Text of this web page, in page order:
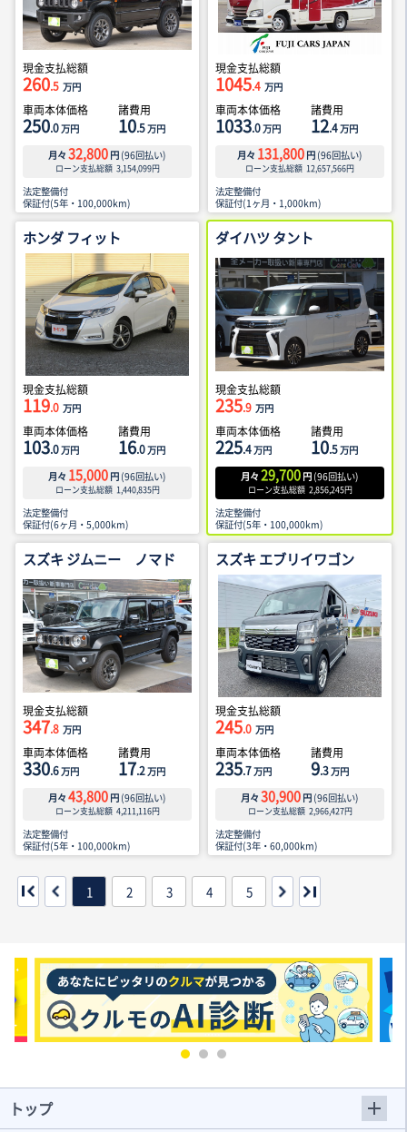
現金支払総額
260.5 万円
車両本体価格
250.0万円
諸費用
10.5万円
月々 32,800 円 (96回払い)
ローン支払総額 3,154,099円
法定整備付
保証付(5年・100,000km)
現金支払総額
1045.4 万円
車両本体価格
1033.0万円
諸費用
12.4万円
月々 131,800 円 (96回払い)
ローン支払総額 12,657,566円
法定整備付
保証付(1ヶ月・1,000km)
ホンダ フィット
現金支払総額
119.0 万円
車両本体価格
103.0万円
諸費用
16.0万円
月々 15,000 円 (96回払い)
ローン支払総額 1,440,835円
法定整備付
保証付(6ヶ月・5,000km)
ダイハツ タント
現金支払総額
235.9 万円
車両本体価格
225.4万円
諸費用
10.5万円
月々 29,700 円 (96回払い)
ローン支払総額 2,856,245円
法定整備付
保証付(5年・100,000km)
スズキ ジムニー ノマド
現金支払総額
347.8 万円
車両本体価格
330.6万円
諸費用
17.2万円
月々 43,800 円 (96回払い)
ローン支払総額 4,211,116円
法定整備付
保証付(5年・100,000km)
スズキ エブリイワゴン
現金支払総額
245.0 万円
車両本体価格
235.7万円
諸費用
9.3万円
月々 30,900 円 (96回払い)
ローン支払総額 2,966,427円
法定整備付
保証付(3年・60,000km)
1 2 3 4 5
トップ